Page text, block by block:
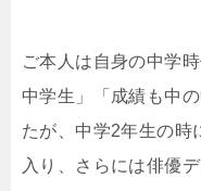
ご本人は自身の中学
中学生」「成績も中
たが、中学2年生の時
入り、さらには俳優